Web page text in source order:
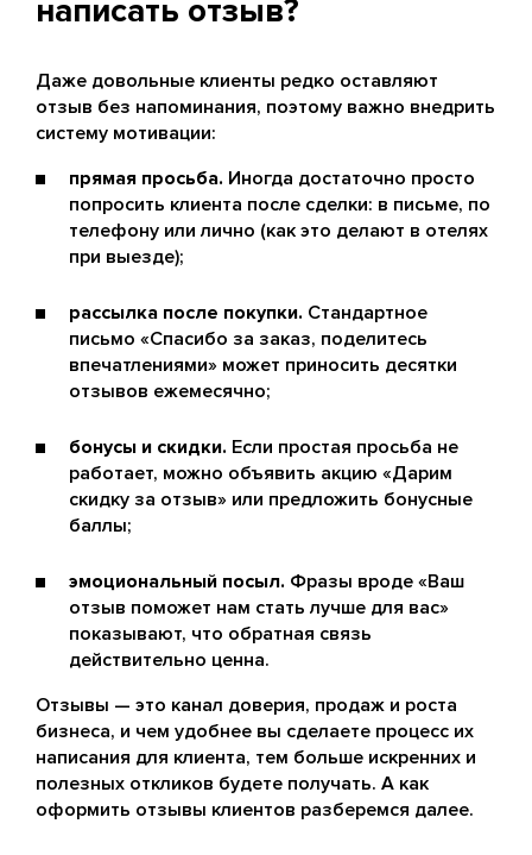
написать отзыв?
Даже довольные клиенты редко оставляют
отзыв без напоминания, поэтому важно внедрить
систему мотивации:
прямая просьба. Иногда достаточно просто
попросить клиента после сделки: в письме, по
телефону или лично (как это делают в отелях
при выезде);
рассылка после покупки. Стандартное
письмо «Спасибо за заказ, поделитесь
впечатлениями» может приносить десятки
отзывов ежемесячно;
бонусы и скидки. Если простая просьба не
работает, можно объявить акцию «Дарим
скидку за отзыв» или предложить бонусные
баллы;
эмоциональный посыл. Фразы вроде «Ваш
отзыв поможет нам стать лучше для вас»
показывают, что обратная связь
действительно ценна.
Отзывы — это канал доверия, продаж и роста
бизнеса, и чем удобнее вы сделаете процесс их
написания для клиента, тем больше искренних и
полезных откликов будете получать. А как
оформить отзывы клиентов разберемся далее.